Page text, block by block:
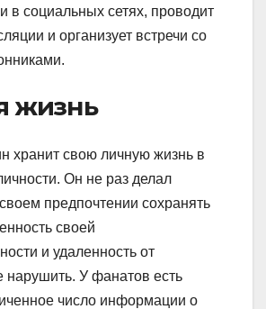
в социальных сетях, проводит
и организует встречи со
жизнь
хранит свою личную жизнь в
Он не раз делал
предпочтении сохранять
своей
и удаленность от
У фанатов есть
число информации о